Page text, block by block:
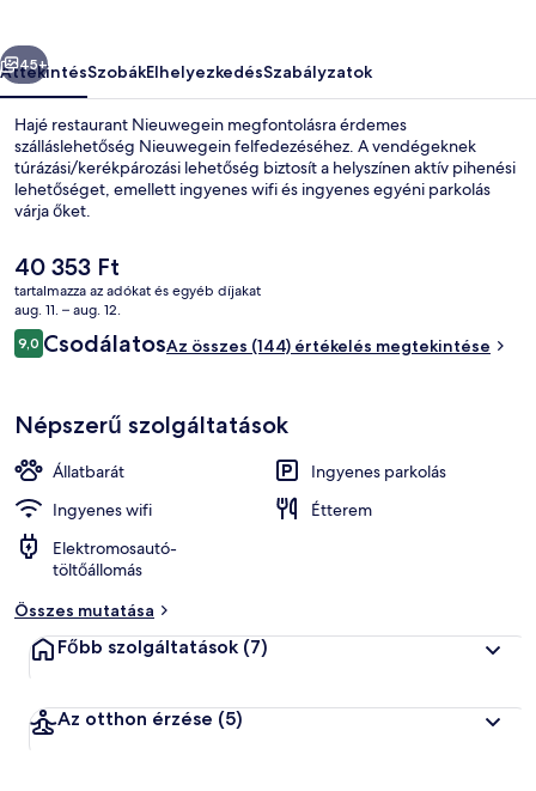
Következő
45+
ÁttekintésSzobákElhelyezkedésSzabályzatok
Hajé restaurant Nieuwegein megfontolásra érdemes
szálláslehetőség Nieuwegein felfedezéséhez. A vendégeknek
túrázási/kerékpározási lehetőség biztosít a helyszínen aktív pihenési
lehetőséget, emellett ingyenes wifi és ingyenes egyéni parkolás
várja őket.
A
jelenlegi
ár
40 353 Ft
40 353 Ft
tartalmazza az adókat és egyéb díjakat
aug. 11. – aug. 12.
Értékelések
9,09,0 ennyiből: 10
CsodálatosAz összes (144) értékelés megtekintése
Népszerű szolgáltatások
Állatbarát
Ingyenes parkolás
Ingyenes wifi
Étterem
Elektromosautó-
töltőállomás
Összes mutatása
Főbb szolgáltatások (7)
Az otthon érzése (5)